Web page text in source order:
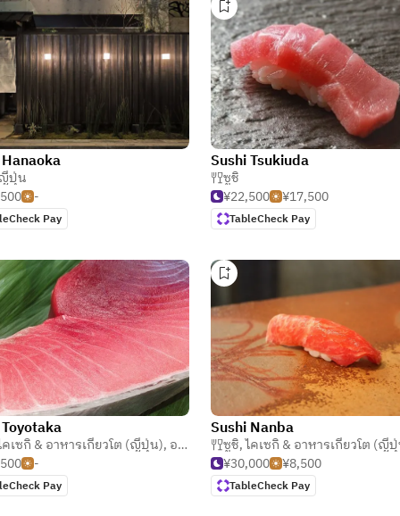
ปุ่น
-
Pay
Sushi Tsukiuda
ซูชิ
¥22,500
¥17,500
TableCheck Pay
คเซกิ & อาหารเกียวโต (ญี่ปุ่น), อาหารทะเล
-
Pay
Sushi Nanba
ซูชิ,ไคเซกิ & อาหารเกียวโต (ญี่
¥30,000
¥8,500
TableCheck Pay